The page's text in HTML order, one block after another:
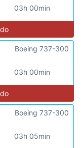
03h 00min
03h 00min
Boeing 737-300
03h 05min
Boeing 737-300